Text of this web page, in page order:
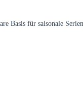
für saisonale